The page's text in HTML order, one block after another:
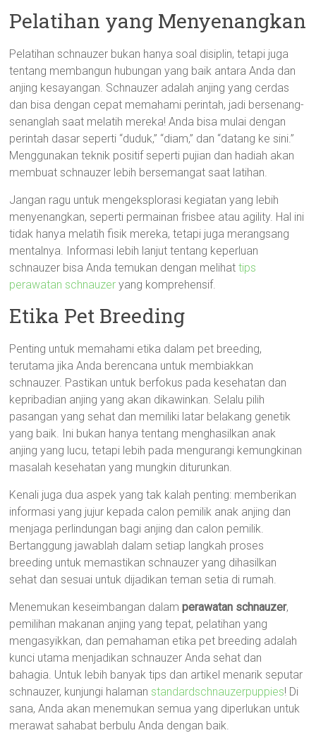
Pelatihan yang Menyenangkan
Pelatihan schnauzer bukan hanya soal disiplin, tetapi juga
tentang membangun hubungan yang baik antara Anda dan
anjing kesayangan. Schnauzer adalah anjing yang cerdas
dan bisa dengan cepat memahami perintah, jadi bersenang-
senanglah saat melatih mereka! Anda bisa mulai dengan
perintah dasar seperti “duduk,” “diam,” dan “datang ke sini.”
Menggunakan teknik positif seperti pujian dan hadiah akan
membuat schnauzer lebih bersemangat saat latihan.
Jangan ragu untuk mengeksplorasi kegiatan yang lebih
menyenangkan, seperti permainan frisbee atau agility. Hal ini
tidak hanya melatih fisik mereka, tetapi juga merangsang
mentalnya. Informasi lebih lanjut tentang keperluan
schnauzer bisa Anda temukan dengan melihattips
perawatan schnauzer yang komprehensif.
Etika Pet Breeding
Penting untuk memahami etika dalam pet breeding,
terutama jika Anda berencana untuk membiakkan
schnauzer. Pastikan untuk berfokus pada kesehatan dan
kepribadian anjing yang akan dikawinkan. Selalu pilih
pasangan yang sehat dan memiliki latar belakang genetik
yang baik. Ini bukan hanya tentang menghasilkan anak
anjing yang lucu, tetapi lebih pada mengurangi kemungkinan
masalah kesehatan yang mungkin diturunkan.
Kenali juga dua aspek yang tak kalah penting: memberikan
informasi yang jujur kepada calon pemilik anak anjing dan
menjaga perlindungan bagi anjing dan calon pemilik.
Bertanggung jawablah dalam setiap langkah proses
breeding untuk memastikan schnauzer yang dihasilkan
sehat dan sesuai untuk dijadikan teman setia di rumah.
Menemukan keseimbangan dalamperawatan schnauzer,
pemilihan makanan anjing yang tepat, pelatihan yang
mengasyikkan, dan pemahaman etika pet breeding adalah
kunci utama menjadikan schnauzer Anda sehat dan
bahagia. Untuk lebih banyak tips dan artikel menarik seputar
schnauzer, kunjungi halaman standardschnauzerpuppies! Di
sana, Anda akan menemukan semua yang diperlukan untuk
merawat sahabat berbulu Anda dengan baik.